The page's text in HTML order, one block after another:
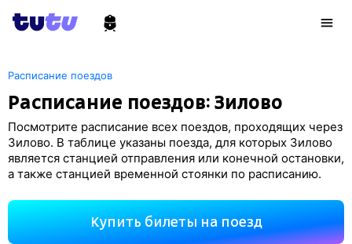
Расписание поездов
Расписание поездов: Зилово
Посмотрите расписание всех поездов, проходящих через
Зилово. В таблице указаны поезда, для которых Зилово
является станцией отправления или конечной остановки,
а также станцией временной стоянки по расписанию.
Купить билеты на поезд